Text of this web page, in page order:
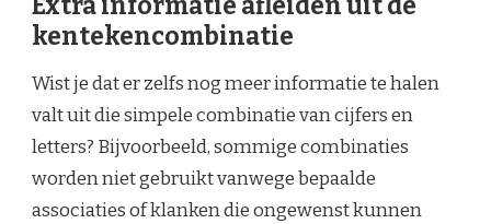
kentekencombinatie
Wist je dat er zelfs nog meer informatie te halen
valt uit die simpele combinatie van cijfers en
letters? Bijvoorbeeld, sommige combinaties
worden niet gebruikt vanwege bepaalde
associaties of klanken die ongewenst kunnen